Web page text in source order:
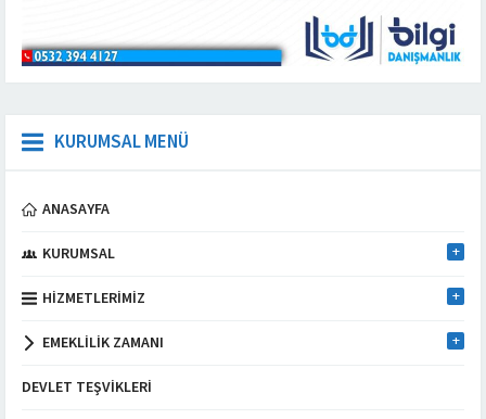
KURUMSAL MENÜ
ANASAYFA
KURUMSAL
HIZMETLERIMIZ
EMEKLILIK ZAMANI
DEVLET TEŞVIKLERI